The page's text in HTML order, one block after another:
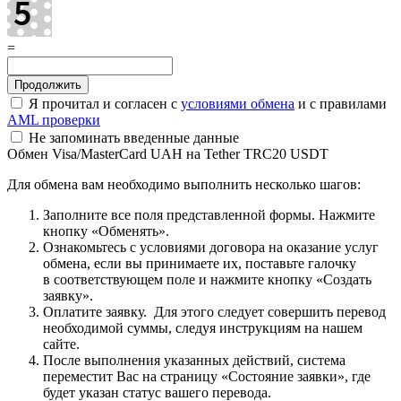
=
Я прочитал и согласен с условиями обмена и с правилами
AML проверки
Не запоминать введенные данные
Обмен Visa/MasterCard UAH на Tether TRC20 USDT
Для обмена вам необходимо выполнить несколько шагов:
Заполните все поля представленной формы. Нажмите
кнопку «Обменять».
Ознакомьтесь с условиями договора на оказание услуг
обмена, если вы принимаете их, поставьте галочку
в соответствующем поле и нажмите кнопку «Создать
заявку».
Оплатите заявку. Для этого следует совершить перевод
необходимой суммы, следуя инструкциям на нашем
сайте.
После выполнения указанных действий, система
переместит Вас на страницу «Состояние заявки», где
будет указан статус вашего перевода.